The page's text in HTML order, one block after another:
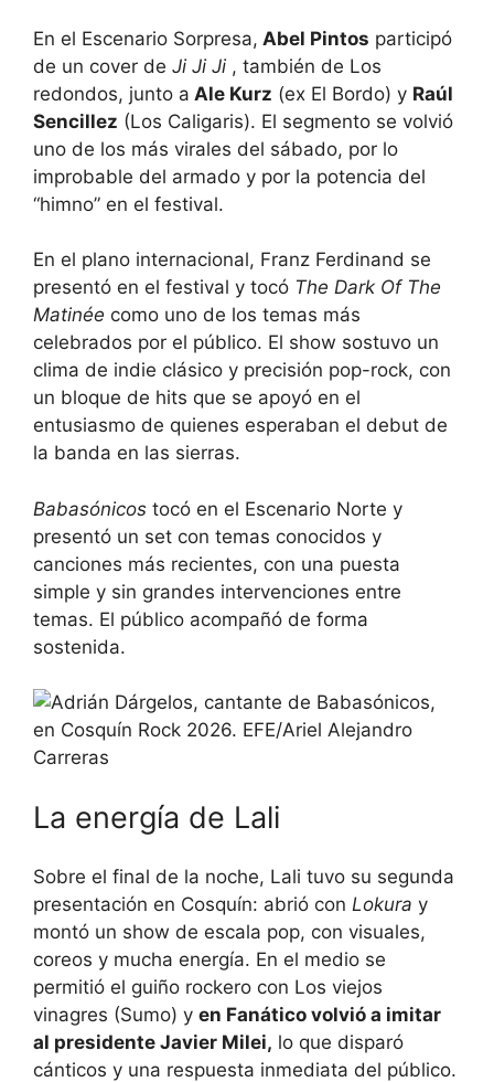
En el Escenario Sorpresa, Abel Pintos participó
de un cover de Ji Ji Ji , también de Los
redondos, junto a Ale Kurz (ex El Bordo) y Raúl
Sencillez (Los Caligaris). El segmento se volvió
uno de los más virales del sábado, por lo
improbable del armado y por la potencia del
“himno” en el festival.
En el plano internacional, Franz Ferdinand se
presentó en el festival y tocó The Dark Of The
Matinée como uno de los temas más
celebrados por el público. El show sostuvo un
clima de indie clásico y precisión pop-rock, con
un bloque de hits que se apoyó en el
entusiasmo de quienes esperaban el debut de
la banda en las sierras.
Babasónicos tocó en el Escenario Norte y
presentó un set con temas conocidos y
canciones más recientes, con una puesta
simple y sin grandes intervenciones entre
temas. El público acompañó de forma
sostenida.
La energía de Lali
Sobre el final de la noche, Lali tuvo su segunda
presentación en Cosquín: abrió con Lokura y
montó un show de escala pop, con visuales,
coreos y mucha energía. En el medio se
permitió el guiño rockero con Los viejos
vinagres (Sumo) y en Fanático volvió a imitar
al presidente Javier Milei, lo que disparó
cánticos y una respuesta inmediata del público.